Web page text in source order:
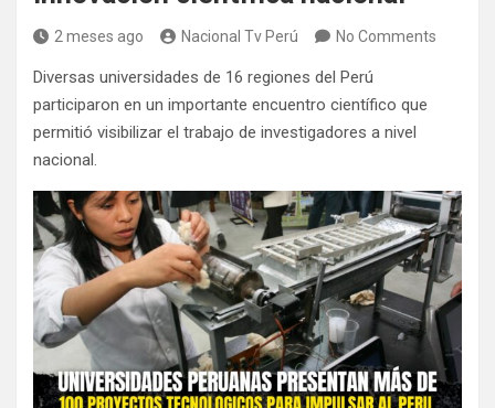
2 meses ago Nacional Tv Perú No Comments
Diversas universidades de 16 regiones del Perú
participaron en un importante encuentro científico que
permitió visibilizar el trabajo de investigadores a nivel
nacional.